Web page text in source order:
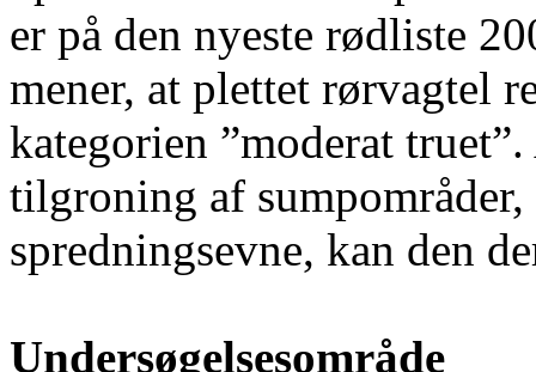
er på den nyeste rødliste
mener, at plettet rørvagtel
kategorien ”moderat
tilgroning af
spredningsevne, kan den
Undersøgelsesområde